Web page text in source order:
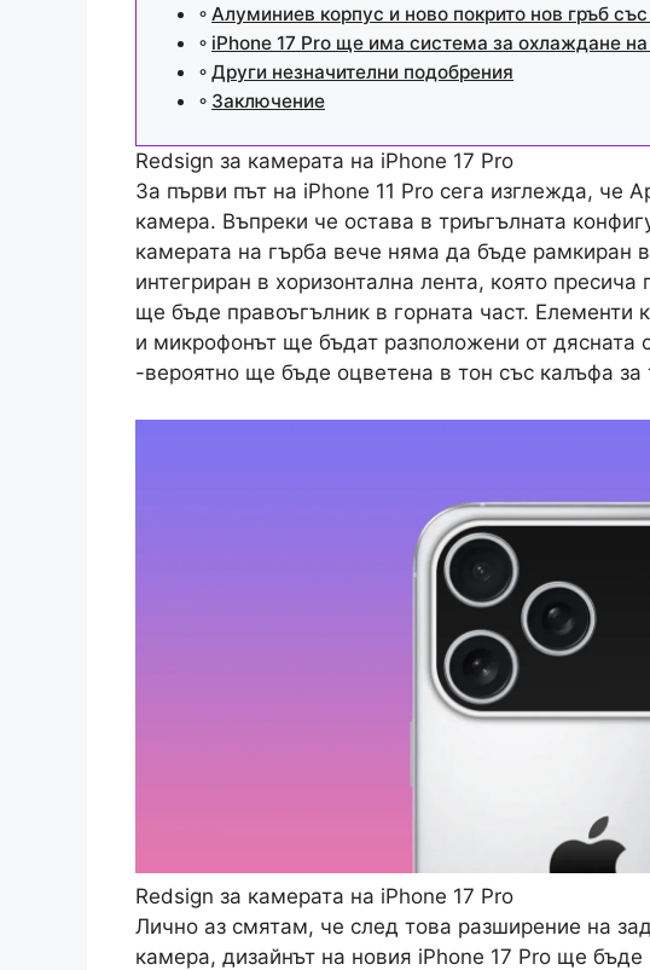
Алуминиев корпус и ново покрито нов гръб
iPhone 17 Pro ще има система за охлаждане
Други незначителни подобрения
Заключение
Redsign за камерата на iPhone 17 Pro
За първи път на iPhone 11 Pro сега изглежда, че
камера. Въпреки че остава в триъгълната
камерата на гърба вече няма да бъде рамкиран
интегриран в хоризонтална лента, която
ще бъде правоъгълник в горната част. Елементи
и микрофонът ще бъдат разположени от дясната
-вероятно ще бъде оцветена в тон със калъфа за
Redsign за камерата на iPhone 17 Pro
Лично аз смятам, че след това разширение на
камера, дизайнът на новия iPhone 17 Pro ще